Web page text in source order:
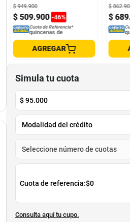
$ 509.900 -46%
$ 949.900
Cuota de Referencia*
quincenas de
AGREGAR
$ 689
$ 862.
Simula tu cuota
$95.000
Cuota de referencia:$0
Consulta aquí tu cupo.